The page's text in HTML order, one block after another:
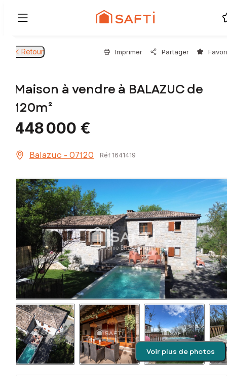
Retour Imprimer Partager
Maison à vendre à BALAZUC de
120m²
448 000 €
Balazuc - 07120 Réf 1641419
Voir plus de photos